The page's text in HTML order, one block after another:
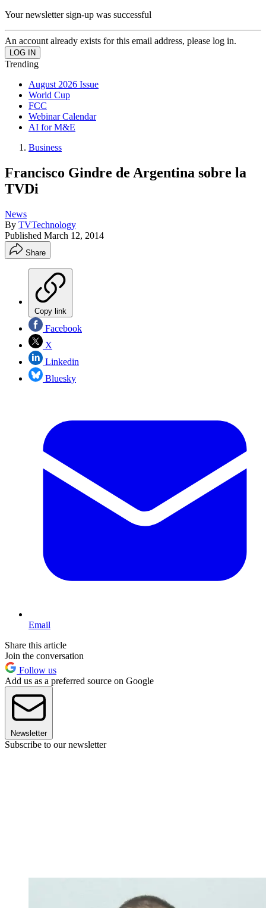
Your newsletter sign-up was successful
An account already exists for this email address, please log in.
Trending
August 2026 Issue
World Cup
FCC
Webinar Calendar
AI for M&E
Business
Francisco Gindre de Argentina sobre la
TVDi
News
By TVTechnology
Published March 12, 2014
Share
Copy link
Facebook
X
Linkedin
Bluesky
Email
Share this article
Join the conversation
Follow us
Add us as a preferred source on Google
Newsletter
Subscribe to our newsletter